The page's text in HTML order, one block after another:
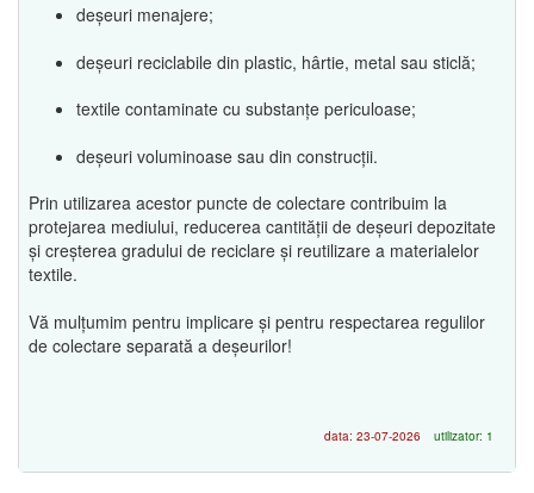
deșeuri menajere;
deșeuri reciclabile din plastic, hârtie, metal sau sticlă;
textile contaminate cu substanțe periculoase;
deșeuri voluminoase sau din construcții.
Prin utilizarea acestor puncte de colectare contribuim la
protejarea mediului, reducerea cantității de deșeuri depozitate
și creșterea gradului de reciclare și reutilizare a materialelor
textile.
Vă mulțumim pentru implicare și pentru respectarea regulilor
de colectare separată a deșeurilor!
data: 23-07-2026 utilizator: 1